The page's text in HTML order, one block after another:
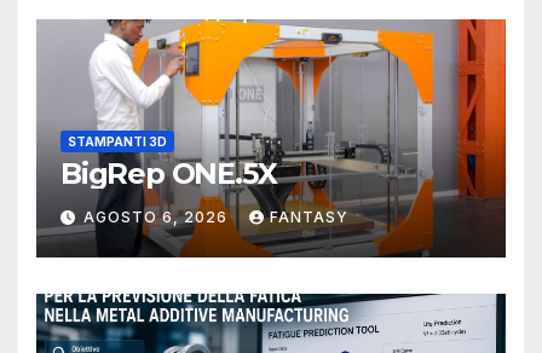
STAMPANTI 3D
BigRep ONE.5X
AGOSTO 6, 2026 FANTASY